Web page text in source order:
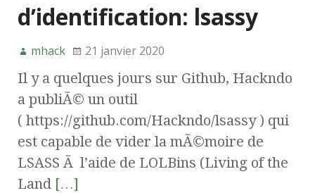
d’identification: lsassy
mhack 21 janvier 2020
Il y a quelques jours sur Github, Hackndo
a publiÃ© un outil
( https://github.com/Hackndo/lsassy ) qui
est capable de vider la mÃ©moire de
LSASS Ã l’aide de LOLBins (Living of the
Land […]